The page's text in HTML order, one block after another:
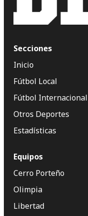
Secciones
Inicio
Fútbol Local
Fútbol Internacional
Otros Deportes
Estadísticas
Equipos
Cerro Porteño
Olimpia
Libertad